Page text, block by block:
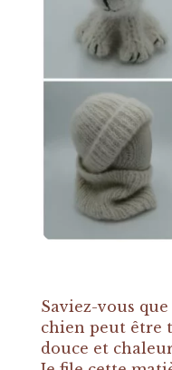
Saviez-vous
chien peut être
douce et